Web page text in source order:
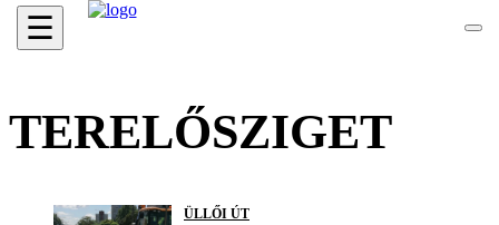
☰
TERELŐSZIGET
ÜLLŐI ÚT